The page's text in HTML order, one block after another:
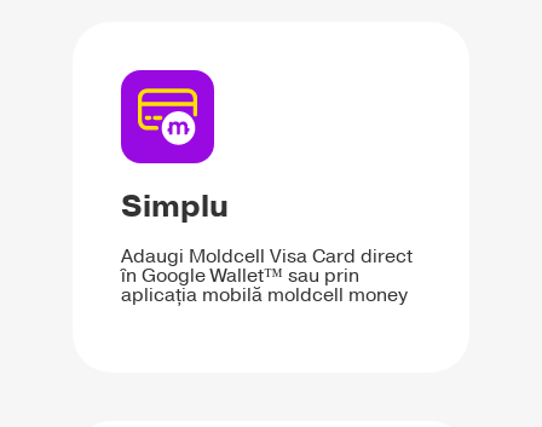
Simplu
Adaugi Moldcell Visa Card direct
în Google Wallet™ sau prin
aplicația mobilă moldcell money